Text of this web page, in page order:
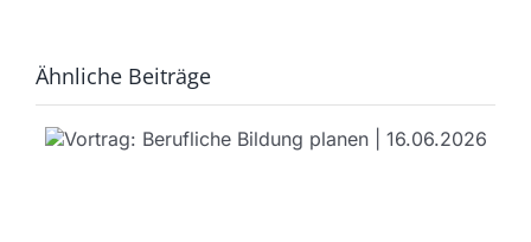
Ähnliche Beiträge
Fit & Aktiv auf dem Stuhl